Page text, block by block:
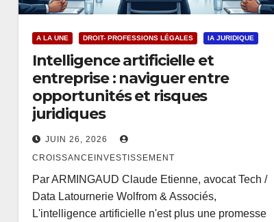
A LA UNE DROIT- PROFESSIONS LÉGALES IA JURIDIQUE
Intelligence artificielle et
entreprise : naviguer entre
opportunités et risques
juridiques
JUIN 26, 2026
CROISSANCEINVESTISSEMENT
Par ARMINGAUD Claude Etienne, avocat Tech /
Data Latournerie Wolfrom & Associés,
L'intelligence artificielle n'est plus une promesse